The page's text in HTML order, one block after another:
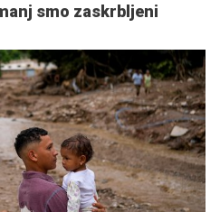
smo zaskrbljeni